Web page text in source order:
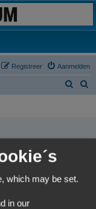
Aanmelden
Registreer
which may be set.
in our